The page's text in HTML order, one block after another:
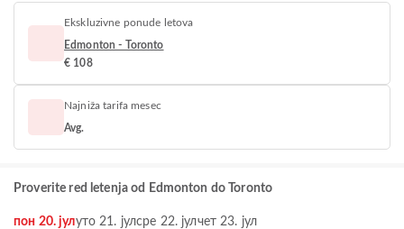
Ekskluzivne ponude letova
Edmonton - Toronto
€ 108
Najniža tarifa mesec
Avg.
Proverite red letenja od Edmonton do Toronto
пон 20. јулуто 21. јулсре 22. јулчет 23. јул